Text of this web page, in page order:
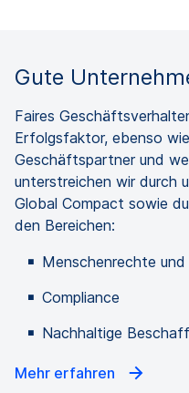
Gute
Faires
Erfolgsfaktor, ebenso
Geschäftspartner und
unterstreichen wir durch
Global Compact sowie
den Bereichen:
Menschenrechte
Compliance
Nachhaltige
Mehr erfahren